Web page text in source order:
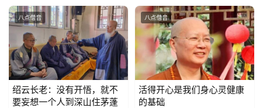
免
声
明
八点僧音
绍云长老：没有开悟，就不
要妄想一个人到深山住茅蓬
八点僧音
活得开心是我们身心灵健康
的基础